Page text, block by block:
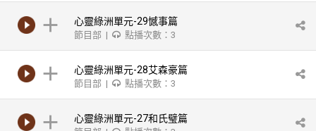
心靈綠洲單元-29憾事篇
節目部 | 點播次數：3
心靈綠洲單元-28艾森豪篇
節目部 | 點播次數：3
心靈綠洲單元-27和氏璧篇